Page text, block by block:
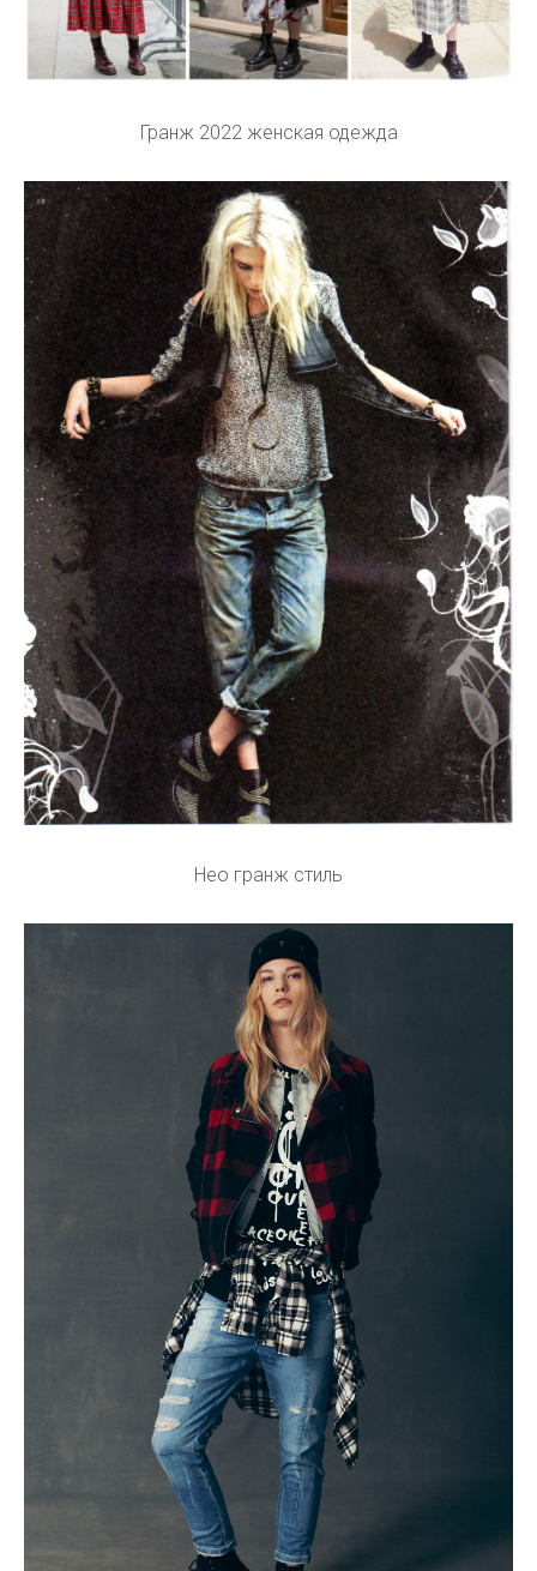
Гранж 2022 женская одежда
Нео гранж стиль